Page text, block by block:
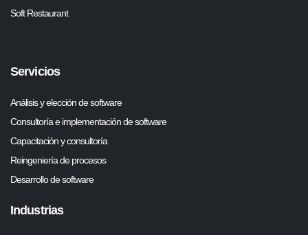
Soft Restaurant
Servicios
Análisis y elección de software
Consultoría e implementación de software
Capacitación y consultoría
Reingeniería de procesos
Desarrollo de software
Industrias